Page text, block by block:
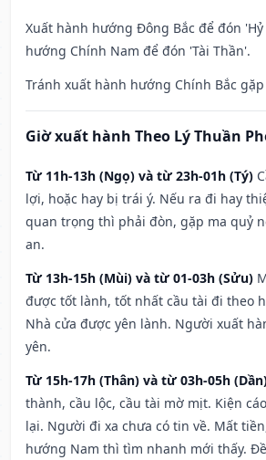
Xuất hành hướng Đông Bắc để đón
hướng Chính Nam để đón 'Tài Thần'.
Tránh xuất hành hướng Chính Bắc gặp
Giờ xuất hành Theo Lý Thuần
Từ 11h-13h (Ngọ) và từ 23h-01h (Tý)
lợi, hoặc hay bị trái ý. Nếu ra đi hay
quan trọng thì phải đòn, gặp ma quỷ
an.
Từ 13h-15h (Mùi) và từ 01-03h (Sửu)
được tốt lành, tốt nhất cầu tài đi theo
Nhà cửa được yên lành. Người xuất
yên.
Từ 15h-17h (Thân) và từ 03h-05h
thành, cầu lộc, cầu tài mờ mịt. Kiện
lại. Người đi xa chưa có tin về. Mất
hướng Nam thì tìm nhanh mới thấy.